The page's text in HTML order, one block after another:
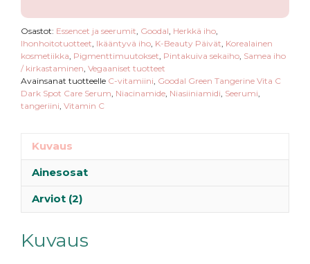
Osastot: Essencet ja seerumit Goodal Herkkä iho
Ihonhoitotuotteet Ikääntyvä iho K-Beauty Päivät Korealainen
kosmetiikka Pigmenttimuutokset Pintakuiva sekaiho Samea iho
/ kirkastaminen Vegaaniset tuotteet
Avainsanat tuotteelle C-vitamiini Goodal Green Tangerine Vita C
Dark Spot Care Serum Niacinamide Niasiiniamidi Seerumi
tangeriini Vitamin C
Kuvaus
Ainesosat
Arviot (2)
Kuvaus